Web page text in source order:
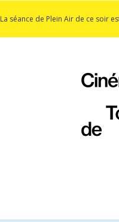
La séance de Plein Air de ce soir